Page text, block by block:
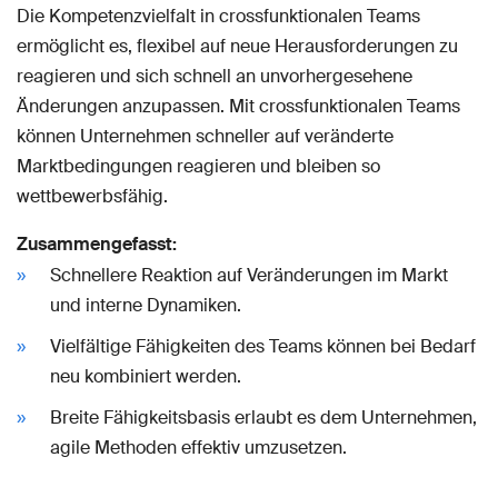
Die Kompetenzvielfalt in crossfunktionalen Teams
ermöglicht es, flexibel auf neue Herausforderungen zu
reagieren und sich schnell an unvorhergesehene
Änderungen anzupassen. Mit crossfunktionalen Teams
können Unternehmen schneller auf veränderte
Marktbedingungen reagieren und bleiben so
wettbewerbsfähig.
Zusammengefasst:
Schnellere Reaktion auf Veränderungen im Markt
und interne Dynamiken.
Vielfältige Fähigkeiten des Teams können bei Bedarf
neu kombiniert werden.
Breite Fähigkeitsbasis erlaubt es dem Unternehmen,
agile Methoden effektiv umzusetzen.